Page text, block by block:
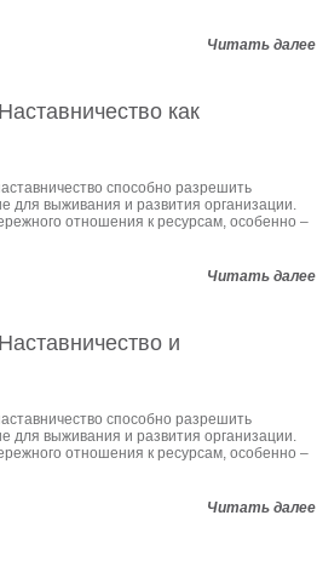
Читать далее
как
способно разрешить
выживания и развития организации.
отношения к ресурсам, особенно –
Читать далее
и
способно разрешить
выживания и развития организации.
отношения к ресурсам, особенно –
Читать далее